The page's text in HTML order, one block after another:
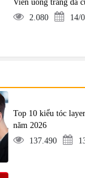
Viên uống trắng da
2.080
14/
Top 10 kiểu tóc
năm 2026
137.490